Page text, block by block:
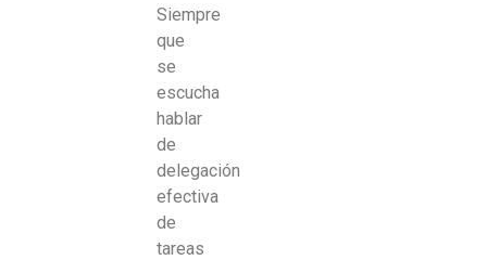
Siempre
que
se
escucha
hablar
de
delegación
efectiva
de
tareas